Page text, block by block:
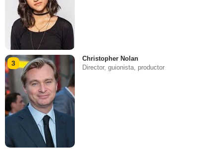
3
Christopher Nolan
Director, guionista, productor